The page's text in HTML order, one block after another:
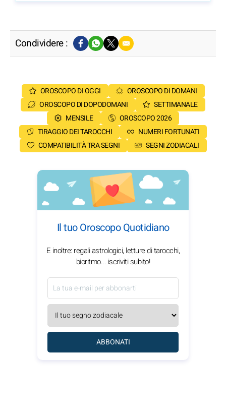
Condividere :
OROSCOPO DI OGGI
OROSCOPO DI DOMANI
OROSCOPO DI DOPODOMANI
SETTIMANALE
MENSILE
OROSCOPO 2026
TIRAGGIO DEI TAROCCHI
NUMERI FORTUNATI
COMPATIBILITÀ TRA SEGNI
SEGNI ZODIACALI
Il tuo Oroscopo Quotidiano
E inoltre: regali astrologici, letture di tarocchi,
bioritmo... iscriviti subito!
ABBONATI